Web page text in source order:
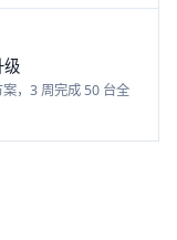
级
，3 周完成 50 台全